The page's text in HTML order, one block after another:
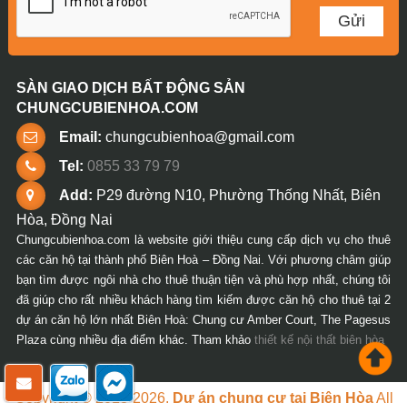
SÀN GIAO DỊCH BẤT ĐỘNG SẢN
CHUNGCUBIENHOA.COM
Email: chungcubienhoa@gmail.com
Tel: 0855 33 79 79
Add: P29 đường N10, Phường Thống Nhất, Biên
Hòa, Đồng Nai
Chungcubienhoa.com là website giới thiệu cung cấp dịch vụ cho thuê
các căn hộ tại thành phố Biên Hoà – Đồng Nai. Với phương châm giúp
bạn tìm được ngôi nhà cho thuê thuận tiện và phù hợp nhất, chúng tôi
đã giúp cho rất nhiều khách hàng tìm kiếm được căn hộ cho thuê tại 2
dự án căn hộ lớn nhất Biên Hoà: Chung cư Amber Court, The Pagesus
Plaza cùng nhiều địa điểm khác. Tham khảo thiết kế nội thất biên hòa
Copyright © 2018-2026. Dự án chung cư tại Biên HòaAll